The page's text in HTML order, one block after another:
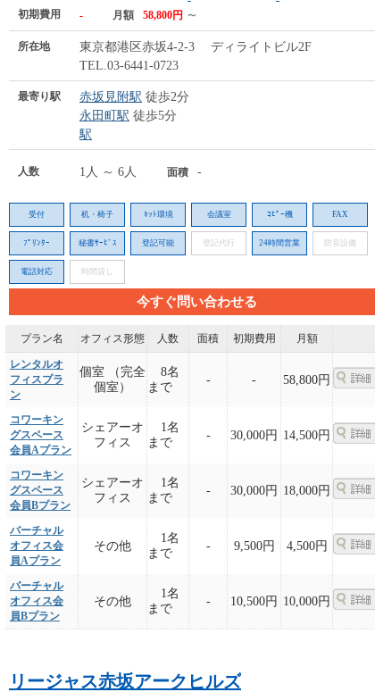
初期費用 - 月額 58,800円 ～
所在地
東京都港区赤坂4-2-3 ディライトビル2F
TEL.03-6441-0723
最寄り駅 赤坂見附駅 徒歩2分
永田町駅 徒歩5分
駅
人数 1人 ～ 6人 面積 -
受付 机・椅子 ﾈｯﾄ環境 会議室 ｺﾋﾟｰ機 FAX
ﾌﾟﾘﾝﾀｰ 秘書ｻｰﾋﾞｽ 登記可能 登記代行 24時間営業 防音設備
電話対応 時間貸し
今すぐ問い合わせる
プラン名 オフィス形態 人数 面積 初期費用 月額
レンタルオ
フィスプラ
ン
個室 （完全
個室）
8名
まで
- - 58,800円
コワーキン
グスペース
会員Aプラン
シェアーオ
フィス
1名
まで
- 30,000円 14,500円
コワーキン
グスペース
会員Bプラン
シェアーオ
フィス
1名
まで
- 30,000円 18,000円
バーチャル
オフィス会
員Aプラン
その他
1名
まで
- 9,500円 4,500円
バーチャル
オフィス会
員Bプラン
その他
1名
まで
- 10,500円 10,000円
リージャス赤坂アークヒルズ